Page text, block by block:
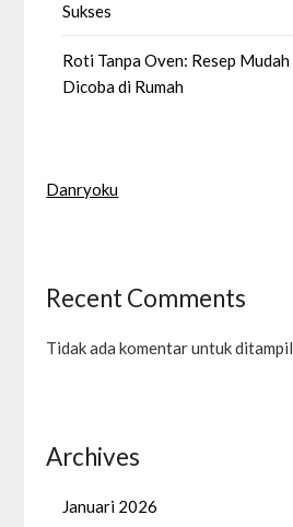
Sukses
Roti Tanpa Oven: Resep
Dicoba di Rumah
Danryoku
Recent Comments
Tidak ada komentar untuk
Archives
Januari 2026